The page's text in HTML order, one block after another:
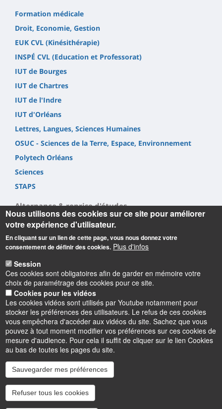
Formation médicale
Droit, Economie, Gestion
EUK CVL (Kinésithérapie)
INSPÉ CVL (Education et Professorat)
IUT de Bourges
IUT de Chartres
IUT de l'Indre
IUT d'Orléans
Lettres, Langues, Sciences Humaines
OSUC - Sciences de la Terre, Espace, Environnement
Polytech Orléans
Sciences
STAPS
Alternance & reprise d'études
Alternance
Reprise d'étude
Informations
InstagramLinkedInYoutube
Accessibilité : partiellement conforme
Nous utilisons des cookies sur ce site pour améliorer
votre expérience d'utilisateur.
En cliquant sur un lien de cette page, vous nous donnez votre
consentement de définir des cookies. Plus d'infos
Session
Ces cookies sont obligatoires afin de garder en mémoire votre
choix de paramétrage des cookies pour ce site.
Cookies pour les vidéos
Les cookies vidéos sont utilisés par Youtube notamment pour
stocker les préférences des utilisateurs. Le refus de ces cookies
vous empêchera d'accéder aux vidéos du site. Sachez que vous
pouvez à tout moment modifier vos préférences sur ces cookies de
mesure d'audience. Pour cela il suffit de cliquer sur le lien Cookies
au bas de toutes les pages du site.
Sauvegarder mes préférences
Refuser tous les cookies